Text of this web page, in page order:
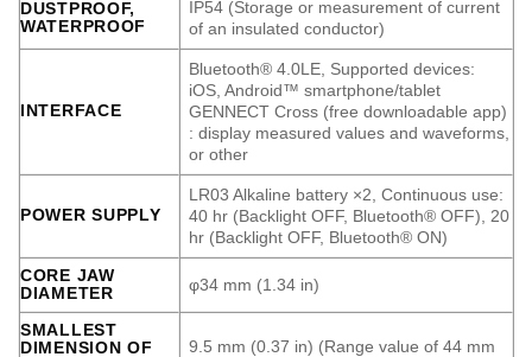
DUSTPROOF,
WATERPROOF
IP54 (Storage or measurement of current
of an insulated conductor)
INTERFACE
Bluetooth® 4.0LE, Supported devices:
iOS, Android™ smartphone/tablet
GENNECT Cross (free downloadable app)
: display measured values and waveforms,
or other
POWER SUPPLY
LR03 Alkaline battery ×2, Continuous use:
40 hr (Backlight OFF, Bluetooth® OFF), 20
hr (Backlight OFF, Bluetooth® ON)
CORE JAW
DIAMETER
φ34 mm (1.34 in)
SMALLEST
DIMENSION OF
9.5 mm (0.37 in) (Range value of 44 mm